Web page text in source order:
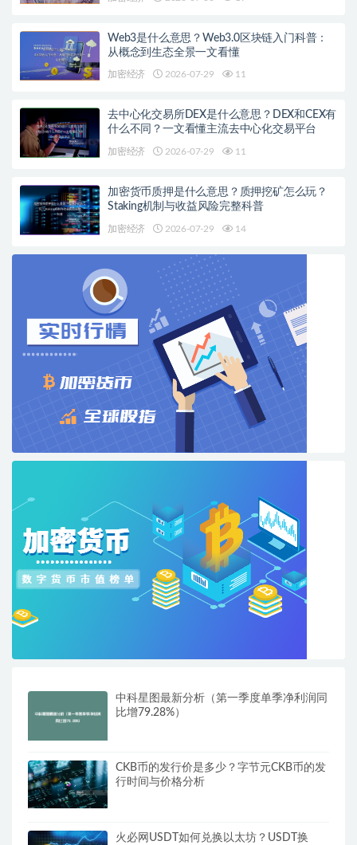
Web3是什么意思？Web3.0区块链入门科普：
从概念到生态全景一文看懂
加密经济 2026-07-29 11
去中心化交易所DEX是什么意思？DEX和CEX有
什么不同？一文看懂主流去中心化交易平台
加密经济 2026-07-29 11
加密货币质押是什么意思？质押挖矿怎么玩？
Staking机制与收益风险完整科普
加密经济 2026-07-29 14
中科星图最新分析（第一季度单季净利润同
比增79.28%）
CKB币的发行价是多少？字节元CKB币的发
行时间与价格分析
火必网USDT如何兑换以太坊？USDT换